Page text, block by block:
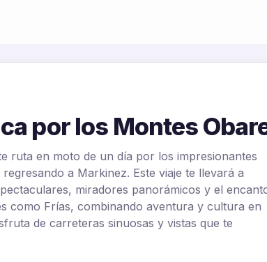
por los Montes
ruta en moto de un día por los impresionantes
a Markinez. Este viaje te llevará a
miradores panorámicos y el
como Frías, combinando aventura y cultura en
de carreteras sinuosas y vistas que te